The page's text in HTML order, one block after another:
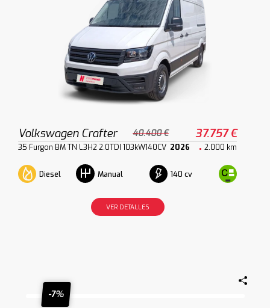
Volkswagen Crafter 40.400 € 37.757 €
35 Furgon BM TN L3H2 2.0TDI 103kW140CV 2026 2.000 km
Diesel Manual 140 cv
VER DETALLES
-7%